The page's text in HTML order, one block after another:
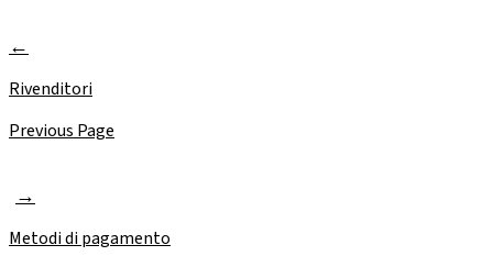
Rivenditori
Previous Page
Metodi di pagamento